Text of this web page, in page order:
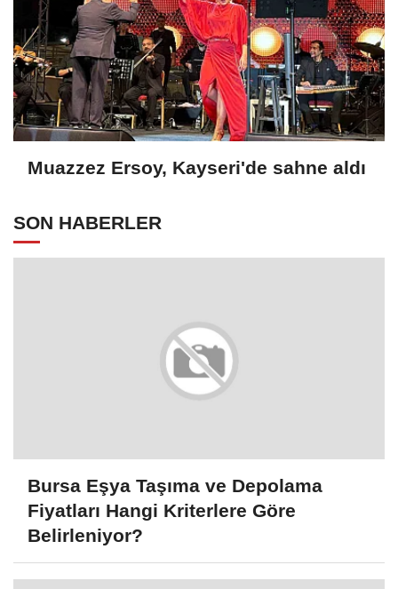
Muazzez Ersoy, Kayseri'de sahne aldı
SON HABERLER
Bursa Eşya Taşıma ve Depolama
Fiyatları Hangi Kriterlere Göre
Belirleniyor?